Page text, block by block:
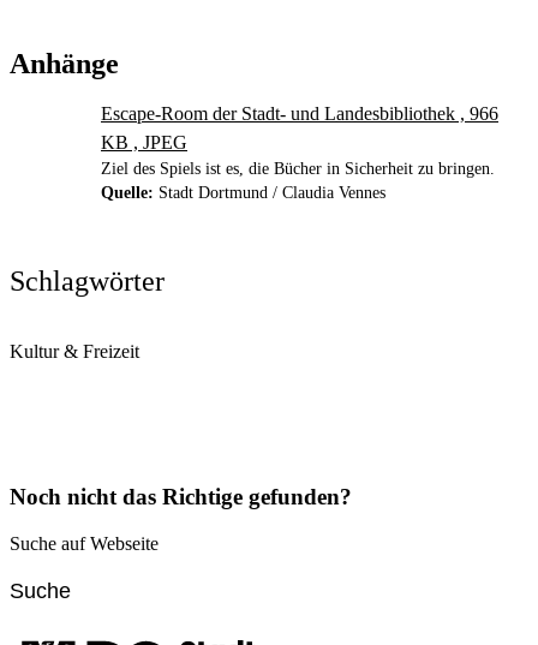
Anhänge
Escape-Room der Stadt- und Landesbibliothek , 966
KB , JPEG
Ziel des Spiels ist es, die Bücher in Sicherheit zu bringen.
Quelle: Stadt Dortmund / Claudia Vennes
Schlagwörter
Kultur & Freizeit
Noch nicht das Richtige gefunden?
Suche auf Webseite